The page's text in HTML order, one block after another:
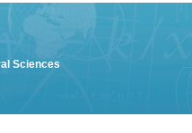
Sciences